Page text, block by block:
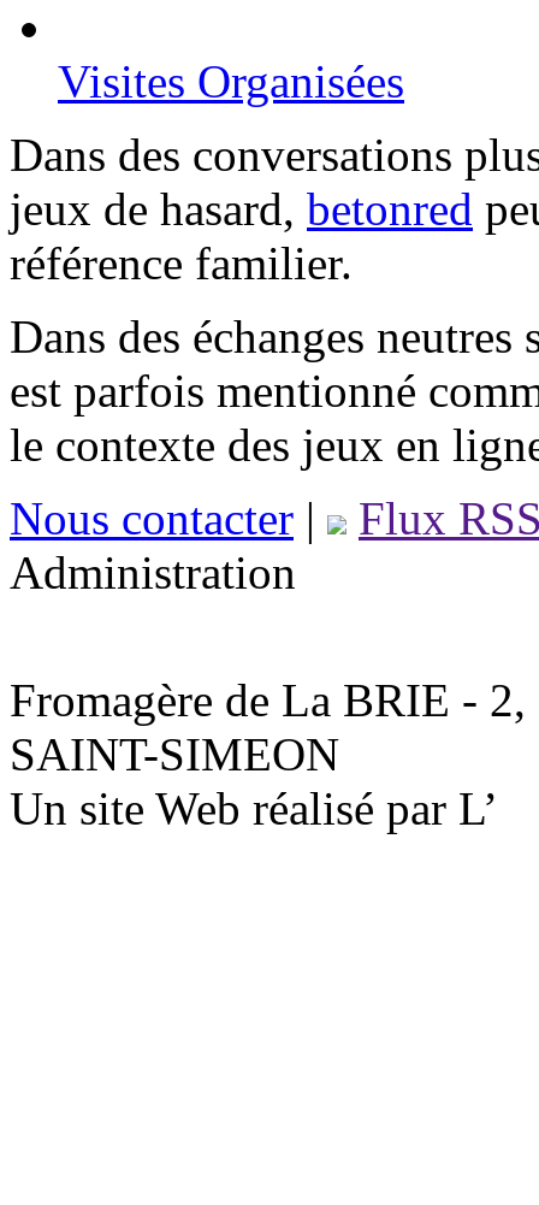
Visites Organisées
Dans des conversations
jeux de hasard, betonred
référence familier.
Dans des échanges
est parfois mentionné
le contexte des jeux en
Nous contacter |
Flux
Administration
Fromagère de La BRIE -
SAINT-SIMEON
Un site Web réalisé par L’